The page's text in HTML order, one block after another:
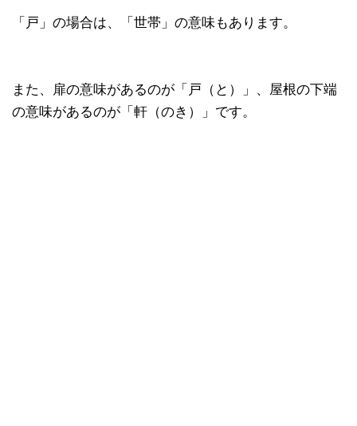
「戸」の場合は、「世帯」の意味もあります。
また、扉の意味があるのが「戸（と）」、屋根の下端
の意味があるのが「軒（のき）」です。